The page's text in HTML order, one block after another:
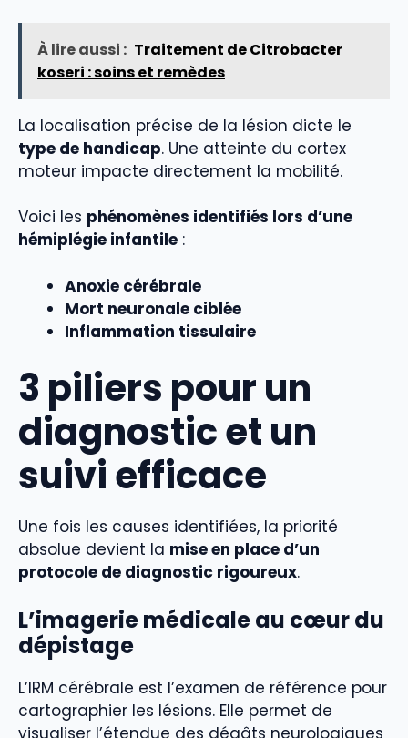
À lire aussi : Traitement de Citrobacter
koseri : soins et remèdes
La localisation précise de la lésion dicte le
type de handicap. Une atteinte du cortex
moteur impacte directement la mobilité.
Voici les phénomènes identifiés lors d’une
hémiplégie infantile :
Anoxie cérébrale
Mort neuronale ciblée
Inflammation tissulaire
3 piliers pour un
diagnostic et un
suivi efficace
Une fois les causes identifiées, la priorité
absolue devient la mise en place d’un
protocole de diagnostic rigoureux.
L’imagerie médicale au cœur du
dépistage
L’IRM cérébrale est l’examen de référence pour
cartographier les lésions. Elle permet de
visualiser l’étendue des dégâts neurologiques